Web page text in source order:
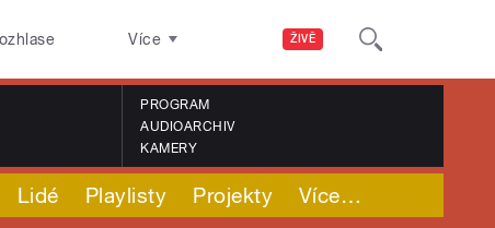
ŽIVĚ
Více
PROGRAM
AUDIOARCHIV
KAMERY
Lidé Playlisty Projekty Více…